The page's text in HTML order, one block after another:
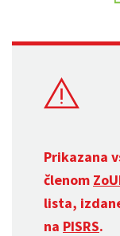
Prikazana
členom
lista,
na PISRS.